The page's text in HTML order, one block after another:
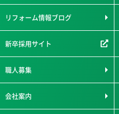
リフォーム情報ブログ
新卒採用サイト
職人募集
会社案内